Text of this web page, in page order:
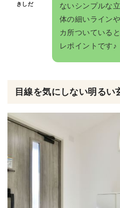
きしだ
ないシンプルな
体の細いライン
カ所ついている
レポイントです♪
目線を気にしない明るい